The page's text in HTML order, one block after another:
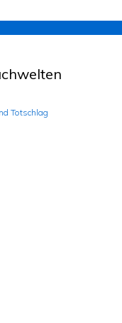
Totschlag